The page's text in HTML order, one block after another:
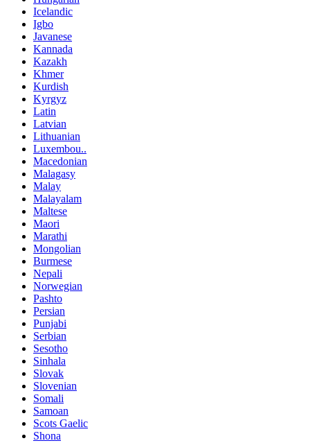
Icelandic
Igbo
Javanese
Kannada
Kazakh
Khmer
Kurdish
Kyrgyz
Latin
Latvian
Lithuanian
Luxembou..
Macedonian
Malagasy
Malay
Malayalam
Maltese
Maori
Marathi
Mongolian
Burmese
Nepali
Norwegian
Pashto
Persian
Punjabi
Serbian
Sesotho
Sinhala
Slovak
Slovenian
Somali
Samoan
Scots Gaelic
Shona